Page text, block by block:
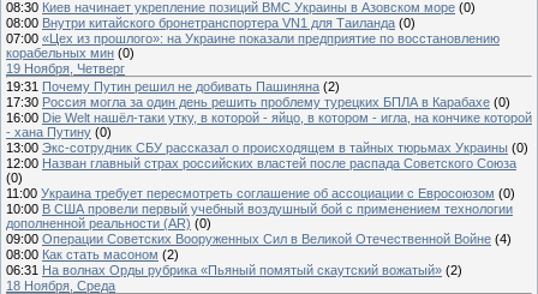
08:30 Киев начинает укрепление позиций ВМС Украины в Азовском море (0)
08:00 Внутри китайского бронетранспортера VN1 для Таиланда (0)
07:00 «Цех из прошлого»: на Украине показали предприятие по восстановлению
корабельных мин (0)
19 Ноября, Четверг
19:31 Почему Путин решил не добивать Пашиняна (2)
17:30 Россия могла за один день решить проблему турецких БПЛА в Карабахе (0)
16:00 Die Welt нашёл-таки утку, в которой - яйцо, в котором - игла, на кончике которой
- хана Путину (0)
13:00 Экс-сотрудник СБУ рассказал о происходящем в тайных тюрьмах Украины (0)
12:00 Назван главный страх российских властей после распада Советского Союза
(0)
11:00 Украина требует пересмотреть соглашение об ассоциации с Евросоюзом (0)
10:00 В США провели первый учебный воздушный бой с применением технологии
дополненной реальности (AR) (0)
09:00 Операции Советских Вооруженных Сил в Великой Отечественной Войне (4)
08:00 Как стать масоном (2)
06:31 На волнах Орды рубрика «Пьяный помятый скаутский вожатый» (2)
18 Ноября, Среда